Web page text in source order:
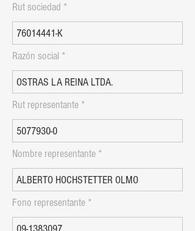
Rut sociedad
Razón social
Rut representante
Nombre representante
Fono representante